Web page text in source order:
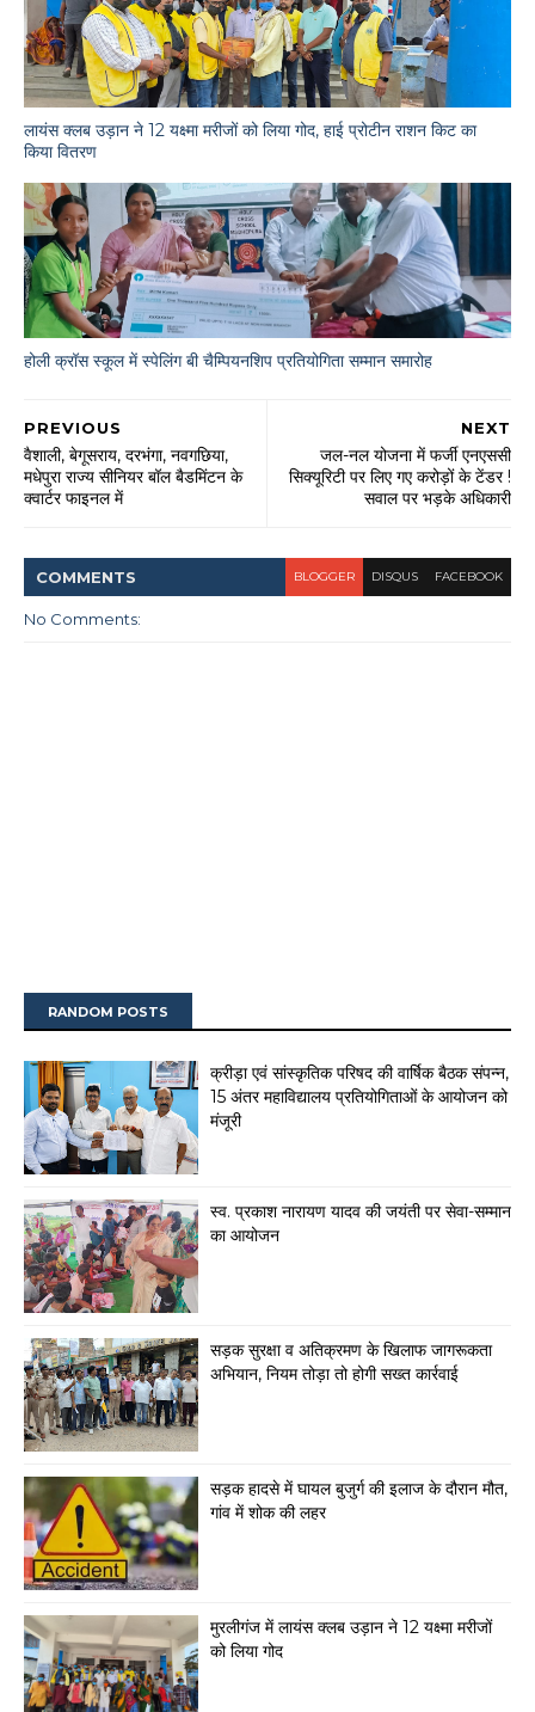
लायंस क्लब उड़ान ने 12 यक्ष्मा मरीजों को लिया गोद, हाई प्रोटीन राशन किट का
किया वितरण
होली क्रॉस स्कूल में स्पेलिंग बी चैम्पियनशिप प्रतियोगिता सम्मान समारोह
NEXT
जल-नल योजना में फर्जी एनएससी
सिक्यूरिटी पर लिए गए करोड़ों के टेंडर !
सवाल पर भड़के अधिकारी
PREVIOUS
वैशाली, बेगूसराय, दरभंगा, नवगछिया,
मधेपुरा राज्य सीनियर बॉल बैडमिंटन के
क्वार्टर फाइनल में
COMMENTS BLOGGER DISQUS FACEBOOK
No Comments:
RANDOM POSTS
क्रीड़ा एवं सांस्कृतिक परिषद की वार्षिक बैठक संपन्न,
15 अंतर महाविद्यालय प्रतियोगिताओं के आयोजन को
मंजूरी
स्व. प्रकाश नारायण यादव की जयंती पर सेवा-सम्मान
का आयोजन
सड़क सुरक्षा व अतिक्रमण के खिलाफ जागरूकता
अभियान, नियम तोड़ा तो होगी सख्त कार्रवाई
सड़क हादसे में घायल बुजुर्ग की इलाज के दौरान मौत,
गांव में शोक की लहर
मुरलीगंज में लायंस क्लब उड़ान ने 12 यक्ष्मा मरीजों
को लिया गोद